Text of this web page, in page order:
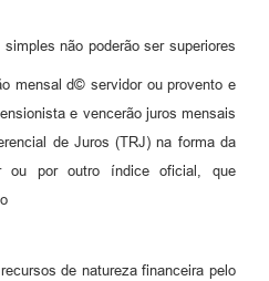
não poderão ser superiores
mensal d© servidor ou provento e
e vencerão juros mensais
de Juros (TRJ) na forma da
ou por outro índice oficial, que
de natureza financeira pelo